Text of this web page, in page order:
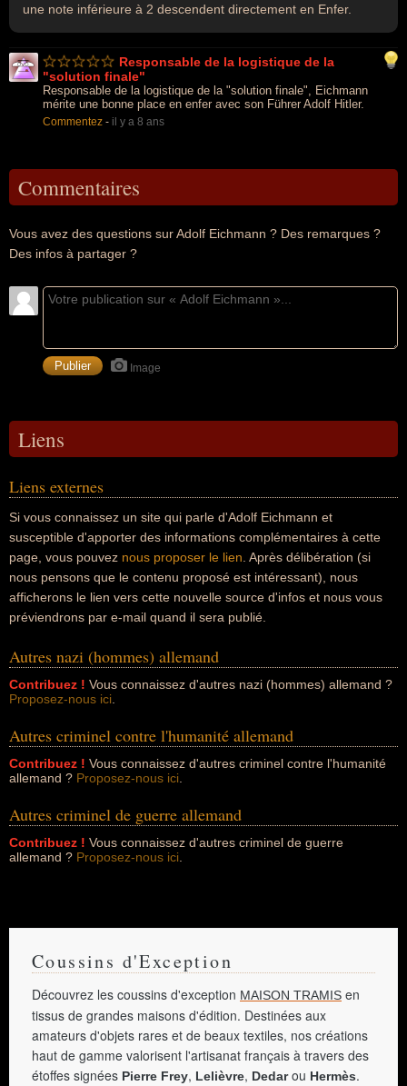
une note inférieure à 2 descendent directement en Enfer.
Responsable de la logistique de la
"solution finale"
Responsable de la logistique de la "solution finale", Eichmann
mérite une bonne place en enfer avec son Führer Adolf Hitler.
Commentez - il y a 8 ans
Commentaires
Vous avez des questions sur Adolf Eichmann ? Des remarques ?
Des infos à partager ?
Image
Liens
Liens externes
Si vous connaissez un site qui parle d'Adolf Eichmann et
susceptible d'apporter des informations complémentaires à cette
page, vous pouvez nous proposer le lien . Après délibération (si
nous pensons que le contenu proposé est intéressant), nous
afficherons le lien vers cette nouvelle source d'infos et nous vous
préviendrons par e-mail quand il sera publié.
Autres nazi (hommes) allemand
Contribuez ! Vous connaissez d'autres nazi (hommes) allemand ?
Proposez-nous ici
Autres criminel contre l'humanité allemand
Contribuez ! Vous connaissez d'autres criminel contre l'humanité
allemand ? Proposez-nous ici
Autres criminel de guerre allemand
Contribuez ! Vous connaissez d'autres criminel de guerre
allemand ? Proposez-nous ici
Coussins d'Exception
Découvrez les coussins d'exception MAISON TRAMIS en
tissus de grandes maisons d'édition. Destinées aux
amateurs d'objets rares et de beaux textiles, nos créations
haut de gamme valorisent l'artisanat français à travers des
étoffes signées Pierre Frey, Lelièvre, Dedarou Hermès.